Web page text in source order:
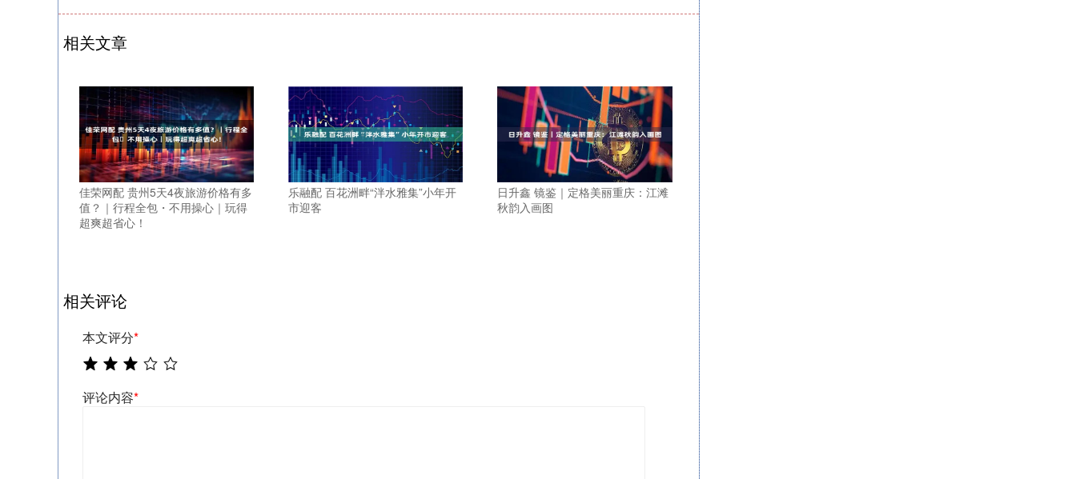
相关文章
佳荣网配 贵州5天4夜旅游价格有多
值？｜行程全包・不用操心｜玩得
超爽超省心！
乐融配 百花洲畔“泮水雅集”小年开
市迎客
日升鑫 镜鉴｜定格美丽重庆：江滩
秋韵入画图
相关评论
本文评分*
评论内容*